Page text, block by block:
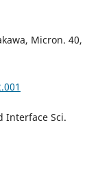
Micron. 40,
Interface Sci.